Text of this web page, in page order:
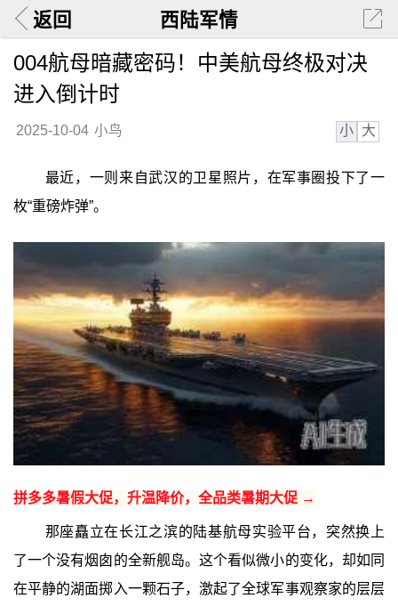
返回 西陆军情
004航母暗藏密码！中美航母终极对决
进入倒计时
2025-10-04 小鸟 小 大
最近，一则来自武汉的卫星照片，在军事圈投下了一
枚“重磅炸弹”。
拼多多暑假大促，升温降价，全品类暑期大促 →
那座矗立在长江之滨的陆基航母实验平台，突然换上
了一个没有烟囱的全新舰岛。这个看似微小的变化，却如同
在平静的湖面掷入一颗石子，激起了全球军事观察家的层层